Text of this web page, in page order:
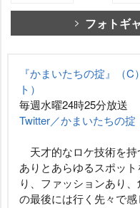
フォトギ
『かまいたちの掟』（
ト）
毎週水曜24時25分放送
Twitter／かまいたちの掟
天才的なロケ技術を持
ありとあらゆるスポッ
り、ファッションあり
の最後には行く先々で